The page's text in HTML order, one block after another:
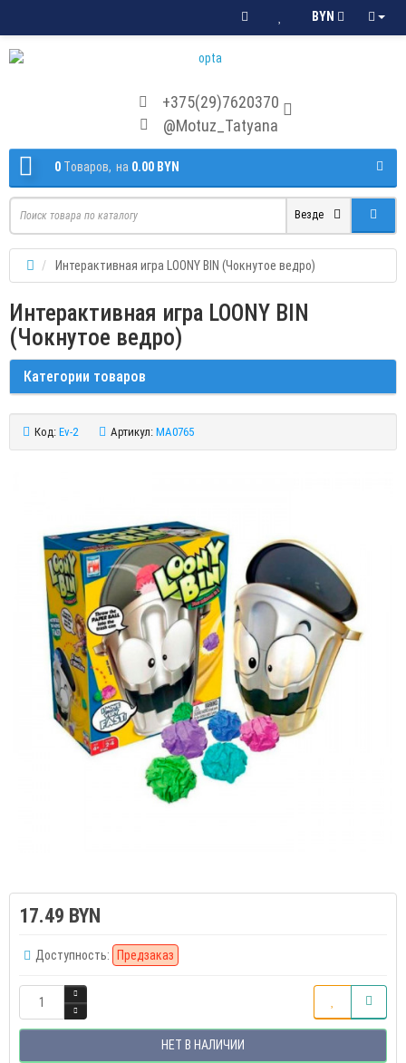
BYN
+375(29)7620370
@Motuz_Tatyana
0 Tоваров, на 0.00 BYN
Везде
Интерактивная игра LOONY BIN (Чокнутое ведро)
Интерактивная игра LOONY BIN
(Чокнутое ведро)
Категории товаров
Код: Ev-2 Артикул: MA0765
17.49 BYN
Доступность: Предзаказ
НЕТ В НАЛИЧИИ